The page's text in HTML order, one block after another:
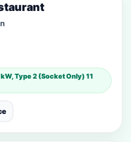
Type 2 (Socket Only) 11